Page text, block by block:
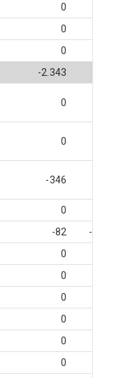
0
0
0
-2.343
0
0
-346
0
-82
-21
0
0
0
0
0
0